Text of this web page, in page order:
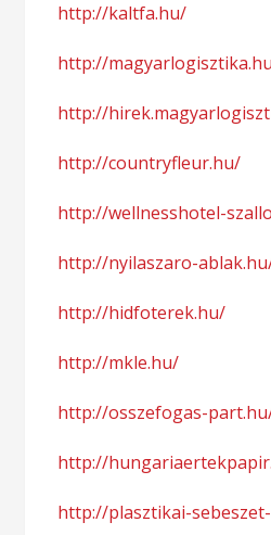
http://kaltfa.hu/
http://
http://
http://countryfleur.hu/
http://wellnesshotel-
http://nyilaszaro-
http://hidfoterek.hu/
http://mkle.hu/
http://osszefogas-
http://
http://plasztikai-